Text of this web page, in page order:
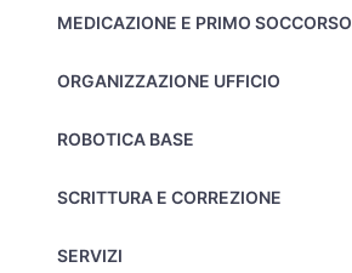
MEDICAZIONE E PRIMO SOCCORSO
ORGANIZZAZIONE UFFICIO
ROBOTICA BASE
SCRITTURA E CORREZIONE
SERVIZI